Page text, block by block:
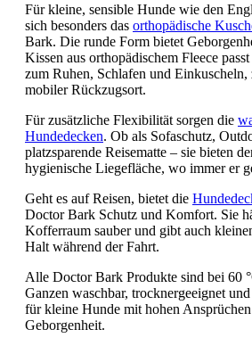
Für kleine, sensible Hunde wie den
sich besonders das orthopädische
Bark. Die runde Form bietet
Kissen aus orthopädischem Fleece
zum Ruhen, Schlafen und Einkuscheln,
mobiler Rückzugsort.
Für zusätzliche Flexibilität sorgen die
Hundedecken. Ob als Sofaschutz,
platzsparende Reisematte – sie bieten
hygienische Liegefläche, wo immer er
Geht es auf Reisen, bietet die
Doctor Bark Schutz und Komfort. Sie
Kofferraum sauber und gibt auch
Halt während der Fahrt.
Alle Doctor Bark Produkte sind bei 60
Ganzen waschbar, trocknergeeignet
für kleine Hunde mit hohen
Geborgenheit.